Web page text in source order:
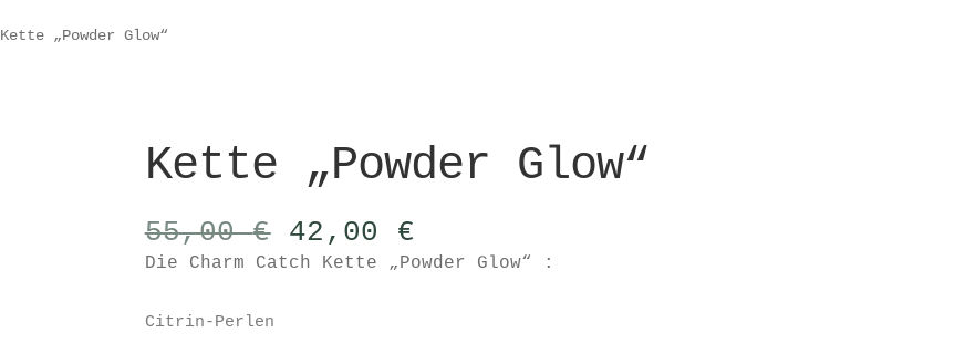
Kette „Powder Glow“
Kette „Powder Glow“
55,00€ Ursprünglicher
Preis
42,00 €
Preis
Die Charm Catch Kette „Powder Glow“ :
Citrin-Perlen